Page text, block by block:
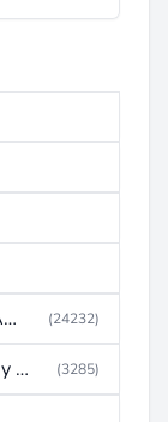
AUDIO (Equipos de Musica, Amplificadores, Reproductores, Etc) (24232)
Autoradio (Potencias, Radios y DVD) (3285)